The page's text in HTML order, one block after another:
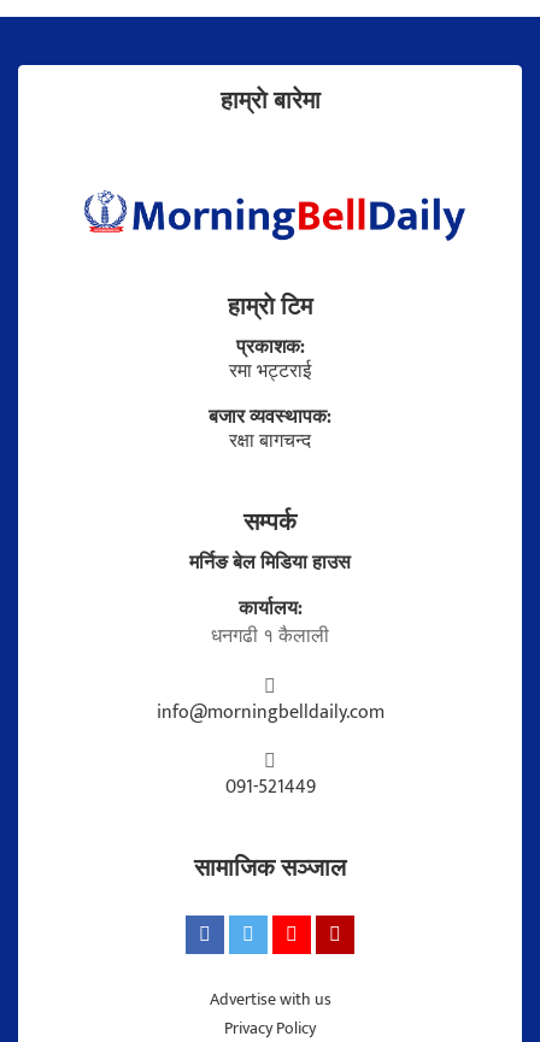
हाम्राे बारेमा
हाम्राे टिम
प्रकाशक:
रमा भट्टराई
बजार व्यवस्थापक:
रक्षा बागचन्द
सम्पर्क
मर्निङ बेल मिडिया हाउस
कार्यालय:
धनगढी १ कैलाली
info@morningbelldaily.com
091-521449
सामाजिक सञ्जाल
Advertise with us
Privacy Policy